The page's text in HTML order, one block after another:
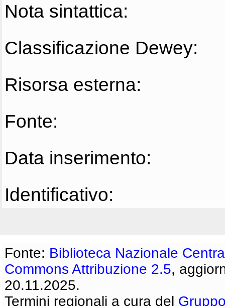
Nota sintattica:
Classificazione Dewey:
Risorsa esterna:
Fonte:
Data inserimento:
Identificativo:
Fonte: Biblioteca Nazionale
Commons Attribuzione 2.5,
20.11.2025.
Termini regionali a cura del